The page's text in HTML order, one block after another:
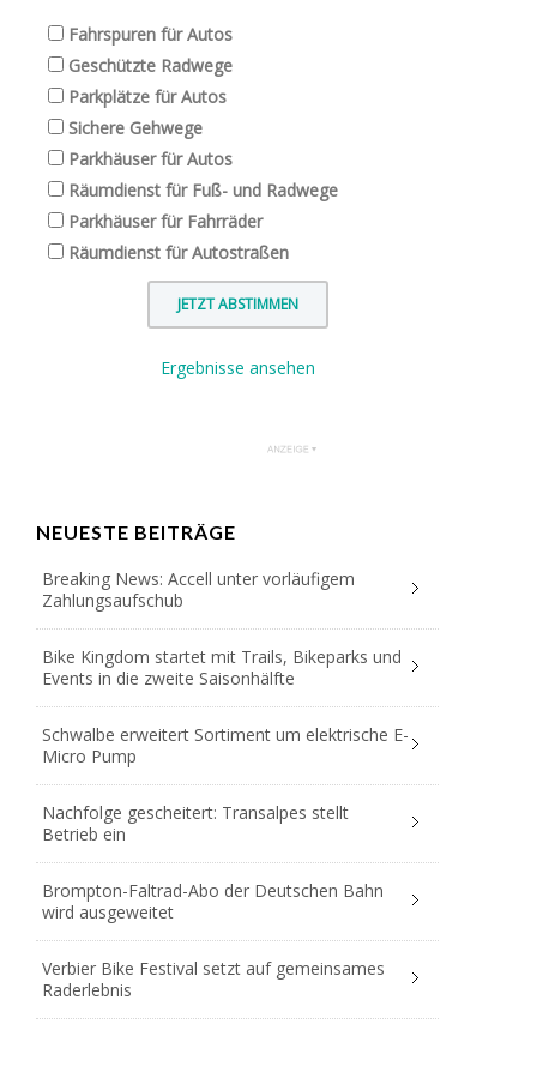
Fahrspuren für Autos
Geschützte Radwege
Parkplätze für Autos
Sichere Gehwege
Parkhäuser für Autos
Räumdienst für Fuß- und Radwege
Parkhäuser für Fahrräder
Räumdienst für Autostraßen
Ergebnisse ansehen
NEUESTE BEITRÄGE
Breaking News: Accell unter vorläufigem
Zahlungsaufschub
Bike Kingdom startet mit Trails, Bikeparks und
Events in die zweite Saisonhälfte
Schwalbe erweitert Sortiment um elektrische E-
Micro Pump
Nachfolge gescheitert: Transalpes stellt
Betrieb ein
Brompton-Faltrad-Abo der Deutschen Bahn
wird ausgeweitet
Verbier Bike Festival setzt auf gemeinsames
Raderlebnis